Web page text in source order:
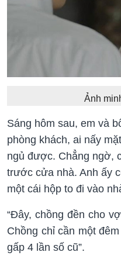
Ảnh
Sáng hôm sau, em và
phòng khách, ai nấy
ngủ được. Chẳng ngờ,
trước cửa nhà. Anh ấy
một cái hộp to đi vào
“Đây, chồng đền cho
Chồng chỉ cần một
gấp 4 lần số cũ”.